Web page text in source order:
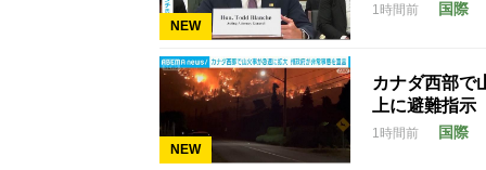
NEW
1時間前 国際
NEW
カナダ西部
上に避難指示
1時間前 国際